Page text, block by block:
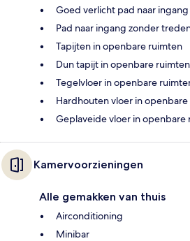
Goed verlicht pad naar ingang
Pad naar ingang zonder
Tapijten in openbare ruimten
Dun tapijt in openbare ruimten
Tegelvloer in openbare
Hardhouten vloer in
Geplaveide vloer in openbare
Kamervoorzieningen
Alle gemakken van thuis
Airconditioning
Minibar